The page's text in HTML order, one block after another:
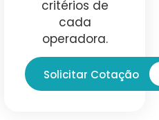
critérios de
cada
operadora.
Solicitar Cotação